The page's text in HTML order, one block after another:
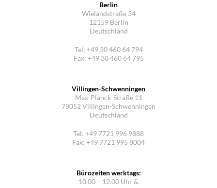
Berlin
Wielandstraße 34
12159 Berlin
Deutschland
Tel: +49 30 460 64 794
Fax: +49 30 460 64 795
Villingen-Schwenningen
Max-Planck-Straße 11
78052 Villingen-Schwenningen
Deutschland
Tel: +49 7721 996 9888
Fax: +49 7721 995 8004
Bürozeiten werktags:
10.00 – 12.00 Uhr &